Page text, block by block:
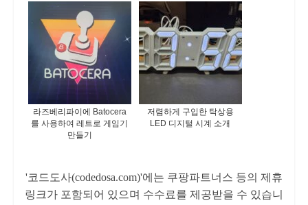
라즈베리파이에 Batocera
를 사용하여 레트로 게임기
만들기
저렴하게 구입한 탁상용
LED 디지털 시계 소개
'코드도사(codedosa.com)'에는 쿠팡파트너스 등의 제휴
링크가 포함되어 있으며 수수료를 제공받을 수 있습니